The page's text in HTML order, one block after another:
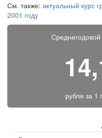
См. также: актуальный курс
2001 году
рубля за 1